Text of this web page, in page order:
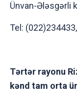
Ünvan-Ələsgərli
Tel:
Tərtər rayonu
kənd tam orta